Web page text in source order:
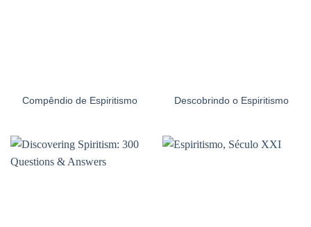
Compêndio de Espiritismo Descobrindo o Espiritismo